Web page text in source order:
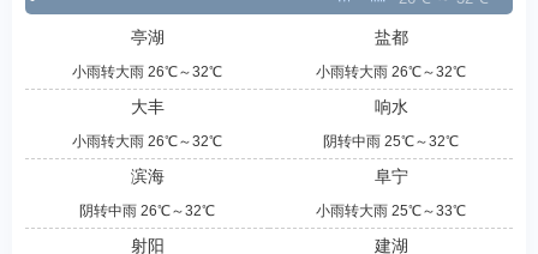
亭湖
小雨转大雨 26℃～32℃
盐都
小雨转大雨 26℃～32℃
大丰
小雨转大雨 26℃～32℃
响水
阴转中雨 25℃～32℃
滨海
阴转中雨 26℃～32℃
阜宁
小雨转大雨 25℃～33℃
射阳 建湖